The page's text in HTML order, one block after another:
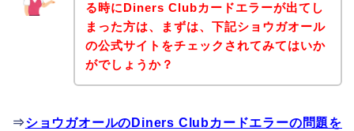
る時にDiners Clubカードエラーが出てし
まった方は、まずは、下記ショウガオール
の公式サイトをチェックされてみてはいか
がでしょうか？
⇒ショウガオールのDiners Clubカードエラーの問題を